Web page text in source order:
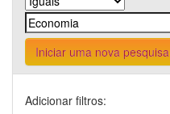
Iniciar uma nova pesquisa
Adicionar filtros: